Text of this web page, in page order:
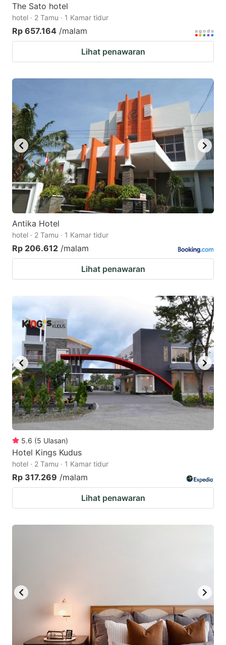
The Sato hotel
hotel · 2 Tamu · 1 Kamar tidur
Rp 657.164 /malam
Lihat penawaran
Antika Hotel
hotel · 2 Tamu · 1 Kamar tidur
Rp 206.612 /malam
Lihat penawaran
5.6 (5 Ulasan)
Hotel Kings Kudus
hotel · 2 Tamu · 1 Kamar tidur
Rp 317.269 /malam
Lihat penawaran